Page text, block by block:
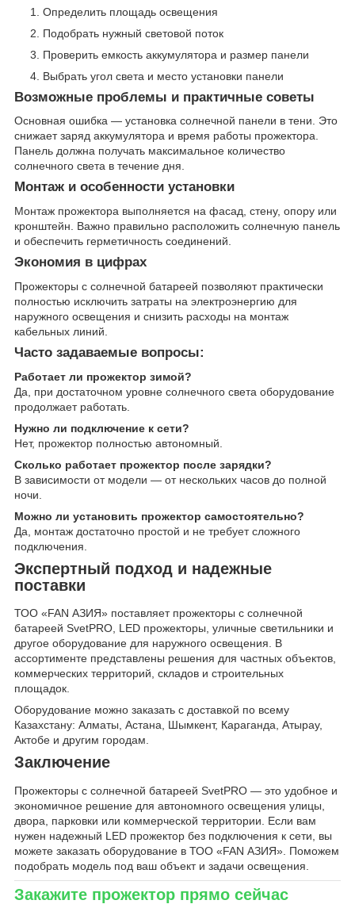
Определить площадь освещения
Подобрать нужный световой поток
Проверить емкость аккумулятора и размер панели
Выбрать угол света и место установки панели
Возможные проблемы и практичные советы
Основная ошибка — установка солнечной панели в тени. Это
снижает заряд аккумулятора и время работы прожектора.
Панель должна получать максимальное количество
солнечного света в течение дня.
Монтаж и особенности установки
Монтаж прожектора выполняется на фасад, стену, опору или
кронштейн. Важно правильно расположить солнечную панель
и обеспечить герметичность соединений.
Экономия в цифрах
Прожекторы с солнечной батареей позволяют практически
полностью исключить затраты на электроэнергию для
наружного освещения и снизить расходы на монтаж
кабельных линий.
Часто задаваемые вопросы:
Работает ли прожектор зимой?
Да, при достаточном уровне солнечного света оборудование
продолжает работать.
Нужно ли подключение к сети?
Нет, прожектор полностью автономный.
Сколько работает прожектор после зарядки?
В зависимости от модели — от нескольких часов до полной
ночи.
Можно ли установить прожектор самостоятельно?
Да, монтаж достаточно простой и не требует сложного
подключения.
Экспертный подход и надежные
поставки
ТОО «FAN АЗИЯ» поставляет прожекторы с солнечной
батареей SvetPRO, LED прожекторы, уличные светильники и
другое оборудование для наружного освещения. В
ассортименте представлены решения для частных объектов,
коммерческих территорий, складов и строительных
площадок.
Оборудование можно заказать с доставкой по всему
Казахстану: Алматы, Астана, Шымкент, Караганда, Атырау,
Актобе и другим городам.
Заключение
Прожекторы с солнечной батареей SvetPRO — это удобное и
экономичное решение для автономного освещения улицы,
двора, парковки или коммерческой территории. Если вам
нужен надежный LED прожектор без подключения к сети, вы
можете заказать оборудование в ТОО «FAN АЗИЯ». Поможем
подобрать модель под ваш объект и задачи освещения.
Закажите прожектор прямо сейчас